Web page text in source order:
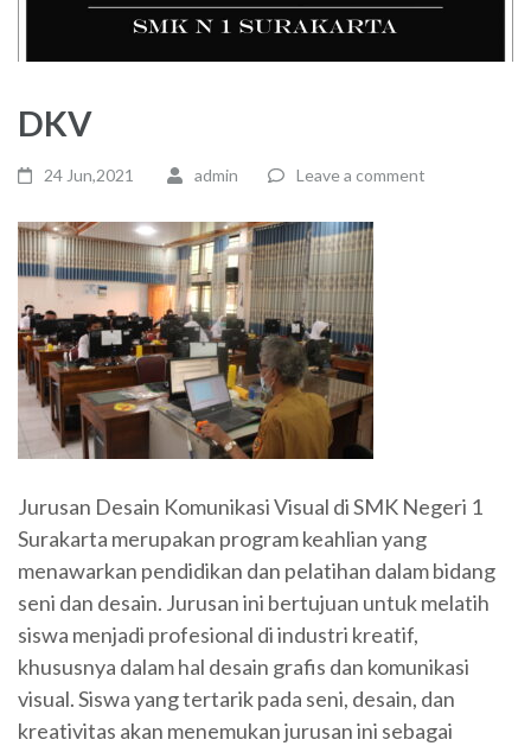
DKV
24 Jun,2021 admin Leave a comment
Jurusan Desain Komunikasi Visual di SMK Negeri 1
Surakarta merupakan program keahlian yang
menawarkan pendidikan dan pelatihan dalam bidang
seni dan desain. Jurusan ini bertujuan untuk melatih
siswa menjadi profesional di industri kreatif,
khususnya dalam hal desain grafis dan komunikasi
visual. Siswa yang tertarik pada seni, desain, dan
kreativitas akan menemukan jurusan ini sebagai